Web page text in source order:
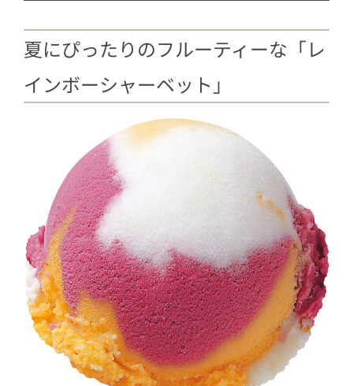
夏にぴったりのフルーティーな「レ
インボーシャーベット」